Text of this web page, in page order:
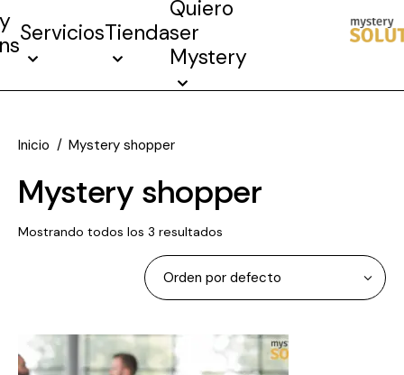
ServiciosTienda
Quiero
ser
Mystery
Inicio Mystery shopper
Mystery shopper
Mostrando todos los 3 resultados